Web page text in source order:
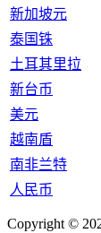
新加坡元
泰国铢
土耳其里拉
新台币
美元
越南盾
南非兰特
人民币
Copyright ©